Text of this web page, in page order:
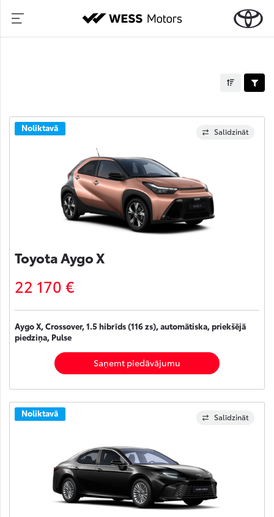
Salīdzināt
Noliktavā
Toyota Aygo X
22 170 €
Aygo X, Crossover, 1.5 hibrīds (116 zs), automātiska, priekšējā
piedziņa, Pulse
Saņemt piedāvājumu
Salīdzināt
Noliktavā